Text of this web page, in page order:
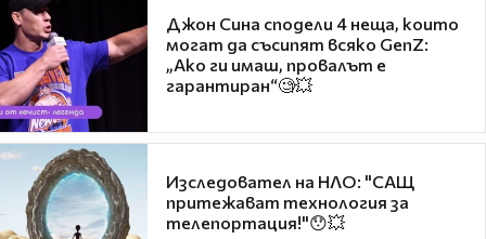
Джон Сина сподели 4 неща, които
могат да съсипят всяко GenZ:
„Ако ги имаш, провалът е
гарантиран“🧐💥
Изследовател на НЛО: "САЩ
притежават технология за
телепортация!"😯💥